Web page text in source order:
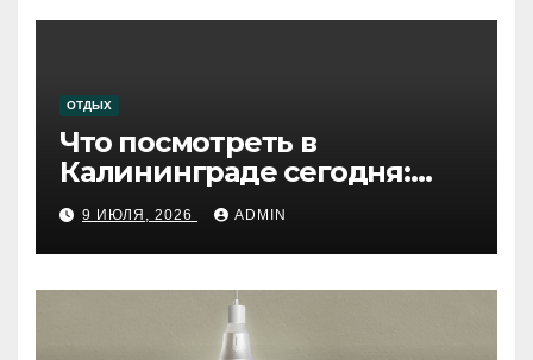
ОТДЫХ
Что посмотреть в
Калининграде сегодня:
путеводитель по самому
западному городу России
9 ИЮЛЯ, 2026 ADMIN